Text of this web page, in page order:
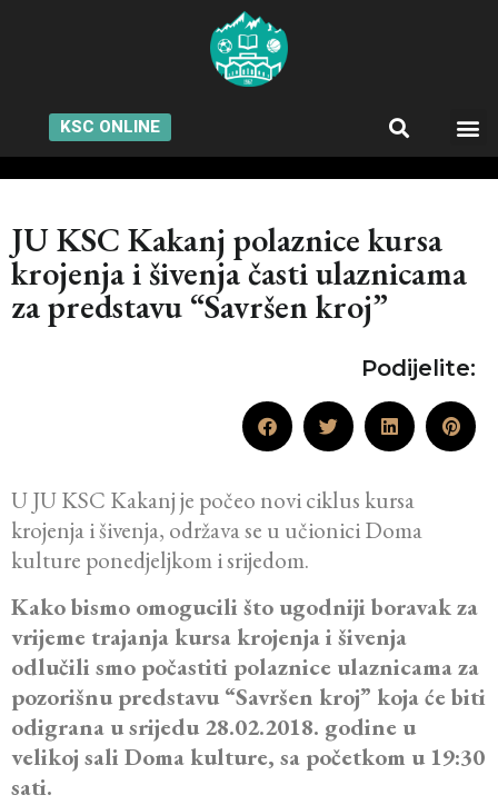
KSC ONLINE
JU KSC Kakanj polaznice kursa
krojenja i šivenja časti ulaznicama
za predstavu “Savršen kroj”
Podijelite:
U JU KSC Kakanj je počeo novi ciklus kursa
krojenja i šivenja, održava se u učionici Doma
kulture ponedjeljkom i srijedom.
Kako bismo omogucili što ugodniji boravak za
vrijeme trajanja kursa krojenja i šivenja
odlučili smo počastiti polaznice ulaznicama za
pozorišnu predstavu “Savršen kroj” koja će biti
odigrana u srijedu 28.02.2018. godine u
velikoj sali Doma kulture, sa početkom u 19:30
sati.